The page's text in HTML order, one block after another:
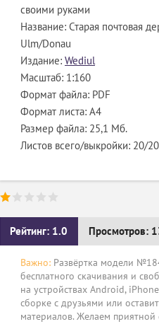
своими руками
Название: Старая почтовая
Ulm/Donau
Издание: Wediul
Масштаб: 1:160
Формат файла: PDF
Формат листа: А4
Размер файла: 25,1 Мб.
Листов всего/выкройки: 20/20
Рейтинг: 1.0 Просмотров:
Важно: Развёртка модели
бесплатного скачивания и
на устройствах Android,
сборке с друзьями или
материалов. Желаем приятной